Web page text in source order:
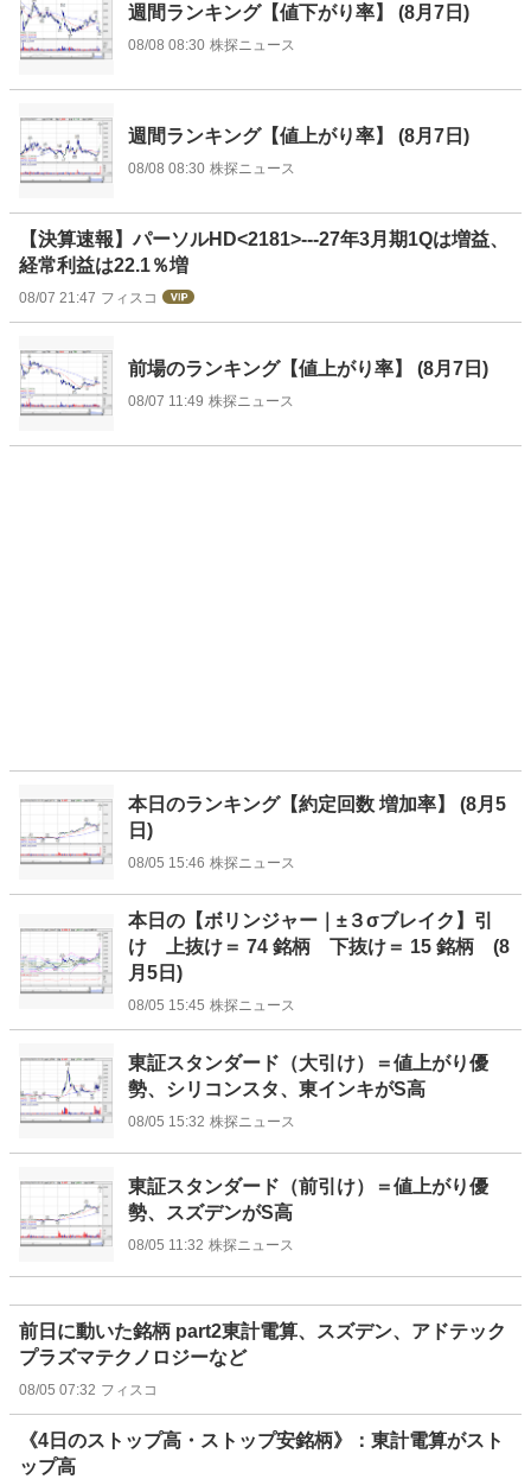
週間ランキング【値下がり率】 (8月7日)
08/08 08:30 株探ニュース
週間ランキング【値上がり率】 (8月7日)
08/08 08:30 株探ニュース
【決算速報】パーソルHD<2181>---27年3月期1Qは増益、
経常利益は22.1％増
08/07 21:47 フィスコ
前場のランキング【値上がり率】 (8月7日)
08/07 11:49 株探ニュース
本日のランキング【約定回数 増加率】 (8月5
日)
08/05 15:46 株探ニュース
本日の【ボリンジャー｜±３σブレイク】引
け 上抜け＝ 74 銘柄 下抜け＝ 15 銘柄 (8
月5日)
08/05 15:45 株探ニュース
東証スタンダード（大引け）＝値上がり優
勢、シリコンスタ、東インキがS高
08/05 15:32 株探ニュース
東証スタンダード（前引け）＝値上がり優
勢、スズデンがS高
08/05 11:32 株探ニュース
前日に動いた銘柄 part2東計電算、スズデン、アドテック
プラズマテクノロジーなど
08/05 07:32 フィスコ
《4日のストップ高・ストップ安銘柄》：東計電算がスト
ップ高